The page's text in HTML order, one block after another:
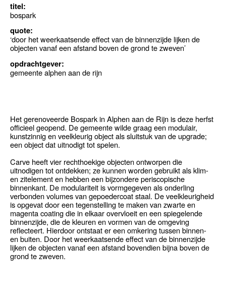
titel:
bospark
quote:
‘door het weerkaatsende effect van de binnenzijde lijken de
objecten vanaf een afstand boven de grond te zweven’
opdrachtgever:
gemeente alphen aan de rijn
Het gerenoveerde Bospark in Alphen aan de Rijn is deze herfst
officieel geopend. De gemeente wilde graag een modulair,
kunstzinnig en veelkleurig object als sluitstuk van de upgrade;
een object dat uitnodigt tot spelen.
Carve heeft vier rechthoekige objecten ontworpen die
uitnodigen tot ontdekken; ze kunnen worden gebruikt als klim-
en zitelement en hebben een bijzondere periscopische
binnenkant. De modulariteit is vormgegeven als onderling
verbonden volumes van gepoedercoat staal. De veelkleurigheid
is opgevat door een tegenstelling te maken van zwarte en
magenta coating die in elkaar overvloeit en een spiegelende
binnenzijde, die de kleuren en vormen van de omgeving
reflecteert. Hierdoor ontstaat er een omkering tussen binnen-
en buiten. Door het weerkaatsende effect van de binnenzijde
lijken de objecten vanaf een afstand bovendien bijna boven de
grond te zweven.